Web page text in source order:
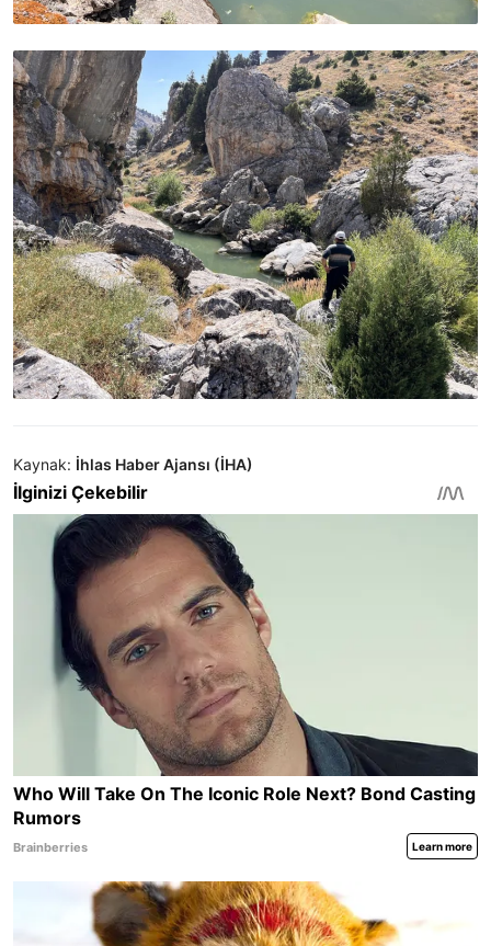
Kaynak: İhlas Haber Ajansı (İHA)